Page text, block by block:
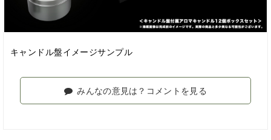
キャンドル盤イメージサンプル
みんなの意見は？コメントを見る